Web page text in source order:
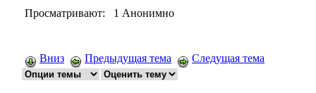
Просматривают: 1 Анонимно
Вниз Предыдущая тема Следущая тема